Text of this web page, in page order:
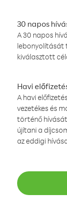
30 napos
A 30 napos
lebonyolítását
kiválasztott
Havi
A havi
vezetékes és
történő
újítani a
az eddigi